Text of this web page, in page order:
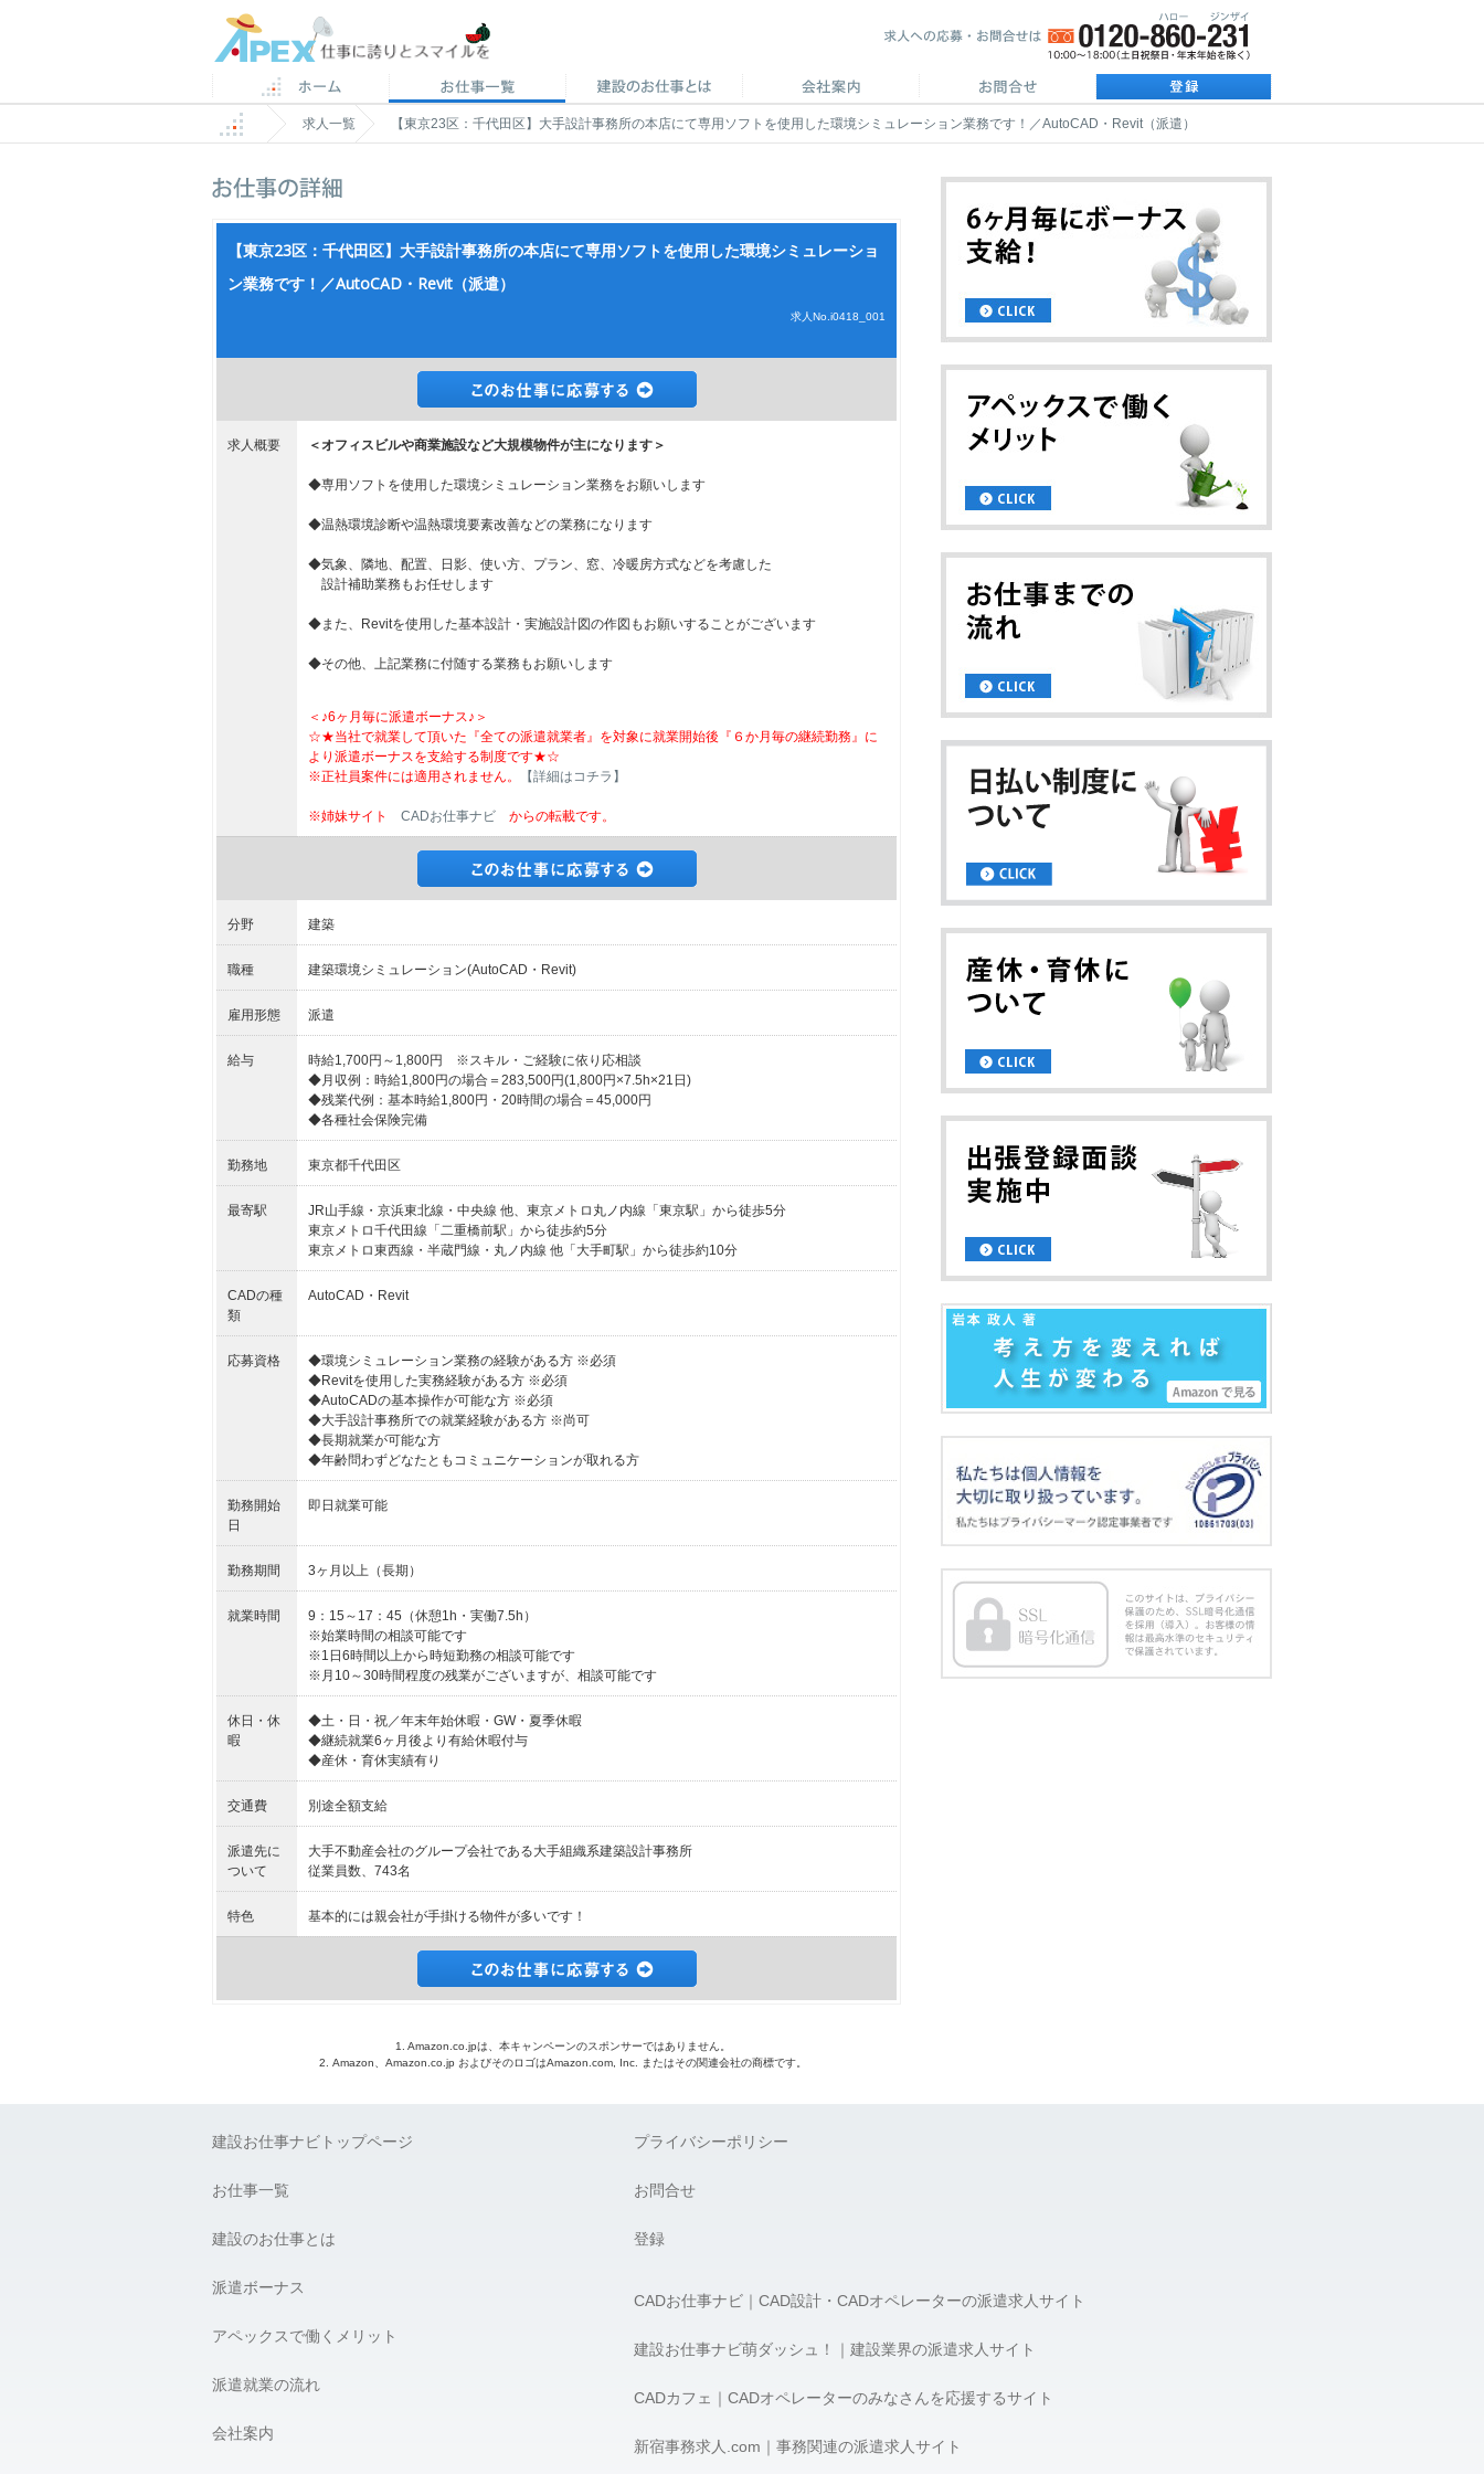
求人一覧 【東京23区：千代田区】大手設計事務所の本店にて専用ソフトを使用した環境シミュレーション業務です！／AutoCAD・Revit（派遣）
【東京23区：千代田区】大手設計事務所の本店にて専用ソフトを使用した環境シミュレーショ
ン業務です！／AutoCAD・Revit（派遣）
求人No.i0418_001
求人概要 ＜オフィスビルや商業施設など大規模物件が主になります＞
◆専用ソフトを使用した環境シミュレーション業務をお願いします
◆温熱環境診断や温熱環境要素改善などの業務になります
◆気象、隣地、配置、日影、使い方、プラン、窓、冷暖房方式などを考慮した
設計補助業務もお任せします
◆また、Revitを使用した基本設計・実施設計図の作図もお願いすることがございます
◆その他、上記業務に付随する業務もお願いします
＜♪6ヶ月毎に派遣ボーナス♪＞
☆★当社で就業して頂いた『全ての派遣就業者』を対象に就業開始後『６か月毎の継続勤務』に
より派遣ボーナスを支給する制度です★☆
※正社員案件には適用されません。
【詳細はコチラ】
※姉妹サイト CADお仕事ナビ からの転載です。
分野 建築
職種 建築環境シミュレーション(AutoCAD・Revit)
雇用形態 派遣
給与
時給1,700円～1,800円 ※スキル・ご経験に依り応相談
◆月収例：時給1,800円の場合＝283,500円(1,800円×7.5h×21日)
◆残業代例：基本時給1,800円・20時間の場合＝45,000円
◆各種社会保険完備
勤務地 東京都千代田区
最寄駅
JR山手線・京浜東北線・中央線 他、東京メトロ丸ノ内線「東京駅」から徒歩5分
東京メトロ千代田線「二重橋前駅」から徒歩約5分
東京メトロ東西線・半蔵門線・丸ノ内線 他「大手町駅」から徒歩約10分
CADの種
類
AutoCAD・Revit
応募資格
◆環境シミュレーション業務の経験がある方 ※必須
◆Revitを使用した実務経験がある方 ※必須
◆AutoCADの基本操作が可能な方 ※必須
◆大手設計事務所での就業経験がある方 ※尚可
◆長期就業が可能な方
◆年齢問わずどなたともコミュニケーションが取れる方
勤務開始
日
即日就業可能
勤務期間 3ヶ月以上（長期）
就業時間
9：15～17：45（休憩1h・実働7.5h）
※始業時間の相談可能です
※1日6時間以上から時短勤務の相談可能です
※月10～30時間程度の残業がございますが、相談可能です
休日・休
暇
◆土・日・祝／年末年始休暇・GW・夏季休暇
◆継続就業6ヶ月後より有給休暇付与
◆産休・育休実績有り
交通費 別途全額支給
派遣先に
ついて
大手不動産会社のグループ会社である大手組織系建築設計事務所
従業員数、743名
特色 基本的には親会社が手掛ける物件が多いです！
1. Amazon.co.jpは、本キャンペーンのスポンサーではありません。
2. Amazon、Amazon.co.jp およびそのロゴはAmazon.com, Inc. またはその関連会社の商標です。
建設お仕事ナビトップページ
お仕事一覧
建設のお仕事とは
派遣ボーナス
アペックスで働くメリット
派遣就業の流れ
会社案内
プライバシーポリシー
お問合せ
登録
CADお仕事ナビ｜CAD設計・CADオペレーターの派遣求人サイト
建設お仕事ナビ萌ダッシュ！｜建設業界の派遣求人サイト
CADカフェ｜CADオペレーターのみなさんを応援するサイト
新宿事務求人.com｜事務関連の派遣求人サイト